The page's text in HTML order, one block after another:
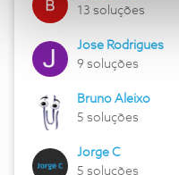
13 soluções
Jose Rodrigues
9 soluções
Bruno Aleixo
5 soluções
Jorge C
5 soluções